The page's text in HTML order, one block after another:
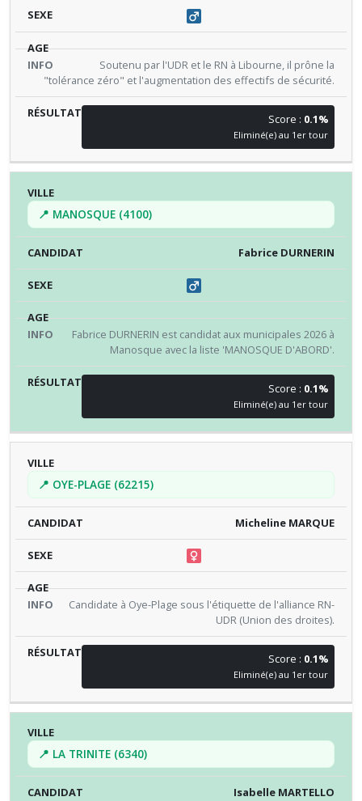
Soutenu par l'UDR et le RN à Libourne, il prône la
"tolérance zéro" et l'augmentation des effectifs de sécurité.
Score : 0.1%
Eliminé(e) au 1er tour
📍 MANOSQUE (4100)
Fabrice DURNERIN
Fabrice DURNERIN est candidat aux municipales 2026 à
Manosque avec la liste 'MANOSQUE D'ABORD'.
Score : 0.1%
Eliminé(e) au 1er tour
📍 OYE-PLAGE (62215)
Micheline MARQUE
Candidate à Oye-Plage sous l'étiquette de l'alliance RN-
UDR (Union des droites).
Score : 0.1%
Eliminé(e) au 1er tour
📍 LA TRINITE (6340)
Isabelle MARTELLO